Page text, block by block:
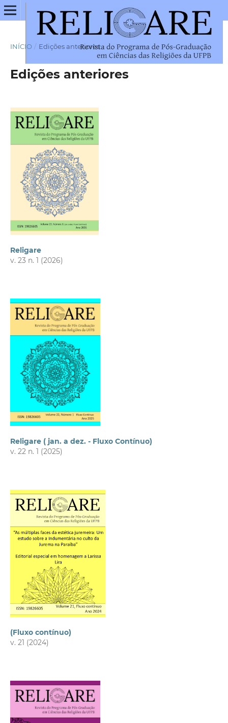
INÍCIO / Edições anteriores
Edições anteriores
Religare
v. 23 n. 1 (2026)
Religare ( jan. a dez. - Fluxo Contínuo)
v. 22 n. 1 (2025)
(Fluxo contínuo)
v. 21 (2024)